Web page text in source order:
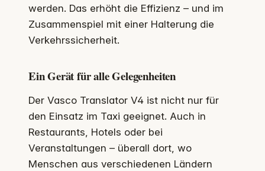
werden. Das erhöht die Effizienz – und im
Zusammenspiel mit einer Halterung die
Verkehrssicherheit.
Ein Gerät für alle Gelegenheiten
Der Vasco Translator V4 ist nicht nur für
den Einsatz im Taxi geeignet. Auch in
Restaurants, Hotels oder bei
Veranstaltungen – überall dort, wo
Menschen aus verschiedenen Ländern